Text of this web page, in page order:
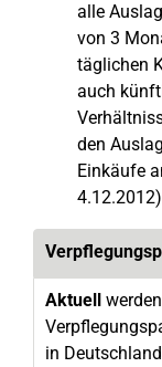
alle
von 3
täglichen
auch
den
Einkäufe
Aktuell
in